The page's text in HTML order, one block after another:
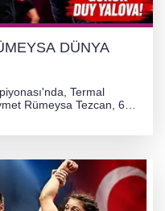
DÜNYA
Termal
Rümeysa Tezcan, 69